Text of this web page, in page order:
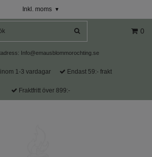
Inkl. moms ▾
0
Info@emausblommorochting.se
1-3 vardagar Endast 59:- frakt
Fraktfritt över 899:-